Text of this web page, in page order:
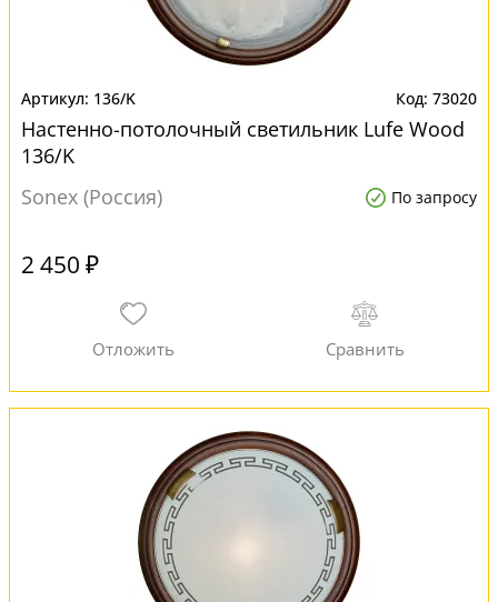
136/K 73020
Настенно-потолочный светильник Lufe Wood
136/K
Sonex (Россия)
По запросу
2 450 ₽